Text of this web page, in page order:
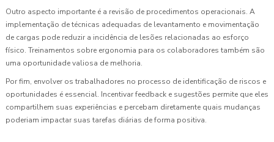
Outro aspecto importante é a revisão de procedimentos operacionais. A
implementação de técnicas adequadas de levantamento e movimentação
de cargas pode reduzir a incidência de lesões relacionadas ao esforço
físico. Treinamentos sobre ergonomia para os colaboradores também são
uma oportunidade valiosa de melhoria.
Por fim, envolver os trabalhadores no processo de identificação de riscos e
oportunidades é essencial. Incentivar feedback e sugestões permite que eles
compartilhem suas experiências e percebam diretamente quais mudanças
poderiam impactar suas tarefas diárias de forma positiva.